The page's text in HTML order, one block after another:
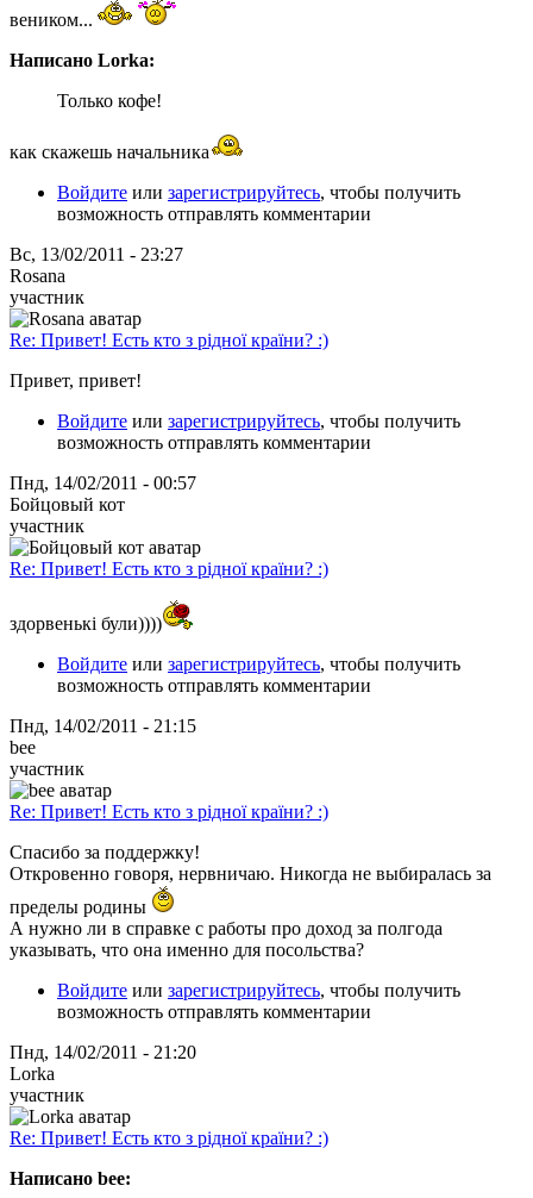
веником...
Написано Lorka:
Только кофе!
как скажешь начальника
Войдите или зарегистрируйтесь, чтобы получить
возможность отправлять комментарии
Вс, 13/02/2011 - 23:27
Rosana
участник
Re: Привет! Есть кто з рідної країни? :)
Привет, привет!
Войдите или зарегистрируйтесь, чтобы получить
возможность отправлять комментарии
Пнд, 14/02/2011 - 00:57
Бойцовый кот
участник
Re: Привет! Есть кто з рідної країни? :)
здорвенькі були))))
Войдите или зарегистрируйтесь, чтобы получить
возможность отправлять комментарии
Пнд, 14/02/2011 - 21:15
bee
участник
Re: Привет! Есть кто з рідної країни? :)
Спасибо за поддержку!
Откровенно говоря, нервничаю. Никогда не выбиралась за
пределы родины
А нужно ли в справке с работы про доход за полгода
указывать, что она именно для посольства?
Войдите или зарегистрируйтесь, чтобы получить
возможность отправлять комментарии
Пнд, 14/02/2011 - 21:20
Lorka
участник
Re: Привет! Есть кто з рідної країни? :)
Написано bee: